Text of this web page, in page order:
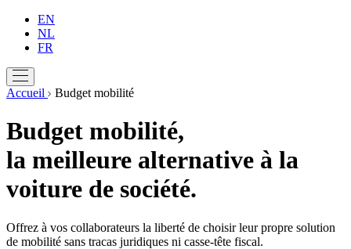
EN
NL
FR
Accueil Budget mobilité
Budget mobilité,
la meilleure alternative à la
voiture de société.
Offrez à vos collaborateurs la liberté de choisir leur propre solution
de mobilité sans tracas juridiques ni casse-tête fiscal.